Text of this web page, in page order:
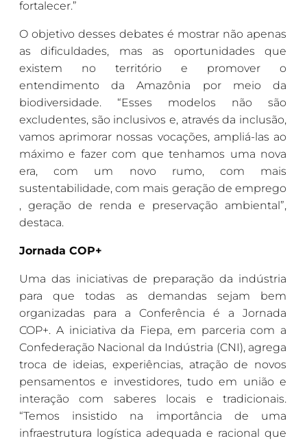
fortalecer.”
O objetivo desses debates é mostrar não apenas
as dificuldades, mas as oportunidades que
existem no território e promover o
entendimento da Amazônia por meio da
biodiversidade. “Esses modelos não são
excludentes, são inclusivos e, através da inclusão,
vamos aprimorar nossas vocações, ampliá-las ao
máximo e fazer com que tenhamos uma nova
era, com um novo rumo, com mais
sustentabilidade, com mais geração de emprego
, geração de renda e preservação ambiental”,
destaca.
Jornada COP+
Uma das iniciativas de preparação da indústria
para que todas as demandas sejam bem
organizadas para a Conferência é a Jornada
COP+. A iniciativa da Fiepa, em parceria com a
Confederação Nacional da Indústria (CNI), agrega
troca de ideias, experiências, atração de novos
pensamentos e investidores, tudo em união e
interação com saberes locais e tradicionais.
“Temos insistido na importância de uma
infraestrutura logística adequada e racional que